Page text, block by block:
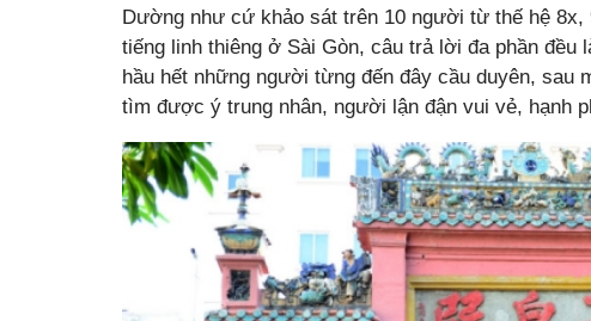
Dường như cứ khảo sát trên 10 người từ thế hệ 8x,
tiếng linh thiêng ở Sài Gòn, câu trả lời đa phần đều
hầu hết những người từng đến đây cầu duyên,
tìm được ý trung nhân, người lận đận vui vẻ, hạnh